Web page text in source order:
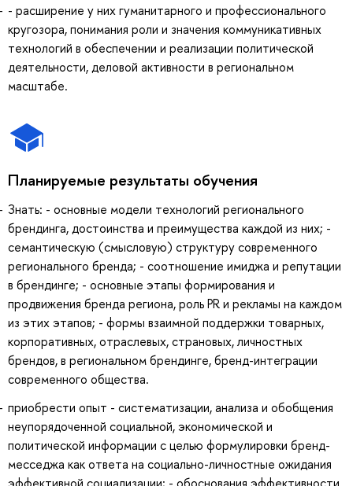
- расширение у них гуманитарного и профессионального
кругозора, понимания роли и значения коммуникативных
технологий в обеспечении и реализации политической
деятельности, деловой активности в региональном
масштабе.
Планируемые результаты обучения
Знать: - основные модели технологий регионального
брендинга, достоинства и преимущества каждой из них; -
семантическую (смысловую) структуру современного
регионального бренда; - соотношение имиджа и репутации
в брендинге; - основные этапы формирования и
продвижения бренда региона, роль PR и рекламы на каждом
из этих этапов; - формы взаимной поддержки товарных,
корпоративных, отраслевых, страновых, личностных
брендов, в региональном брендинге, бренд-интеграции
современного общества.
приобрести опыт - систематизации, анализа и обобщения
неупорядоченной социальной, экономической и
политической информации с целью формулировки бренд-
месседжа как ответа на социально-личностные ожидания